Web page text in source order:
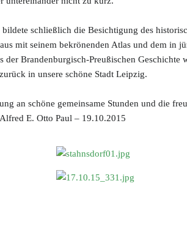
schließlich die Besichtigung des
mit seinem bekrönenden Atlas und dem in
Brandenburgisch-Preußischen Geschichte
in unsere schöne Stadt Leipzig.
an schöne gemeinsame Stunden und die
E. Otto Paul – 19.10.2015